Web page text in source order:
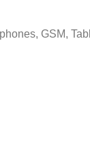
GSM,